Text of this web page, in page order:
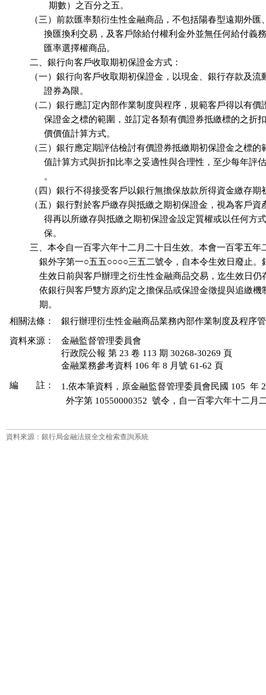
                  期數）之百分之五。
（三）前款匯率類衍生性金融商品，不包括陽春型遠期外
換匯換利交易，及客戶除給付權利金外並無任何給付義
                匯率選擇權商品。
          二、銀行向客戶收取期初保證金方式：
（一）銀行向客戶收取期初保證金，以現金、銀行存款及
                證券為限。
（二）銀行應訂定內部作業制度與程序，規範客戶得以有
保證金之標的範圍，並訂定各類有價證券抵繳標的之折
                價價值計算方式。
（三）銀行應定期評估檢討有價證券抵繳期初保證金之標
值計算方式與折扣比率之妥適性與合理性，至少每年評
                。
（四）銀行不得接受客戶以銀行無擔保放款所得資金繳存
（五）銀行對於客戶繳存與抵繳之期初保證金，視為客戶
得再以所繳存與抵繳之期初保證金設定質權或以任何方
                保。
三、本令自一百零六年十二月二十日生效。本會一百零五
銀外字第一○五五○○○○三五二號令，自本令生效日廢止。
生效日前與客戶辦理之衍生性金融商品交易，迄生效日
依銀行與客戶雙方原約定之擔保品或保證金徵提與追繳
相關法條：
銀行辦理衍生性金融商品業務內部作業制度及程序
資料來源：
金融監督管理委員會
行政院公報 第 23 卷 113 期 30268-30269 頁
金融業務參考資料 106 年 8 月號 61-62 頁
編 註： 1.依本筆資料，原金融監督管理委員會民國 105  年
資料來源：銀行局金融法規全文檢索查詢系統